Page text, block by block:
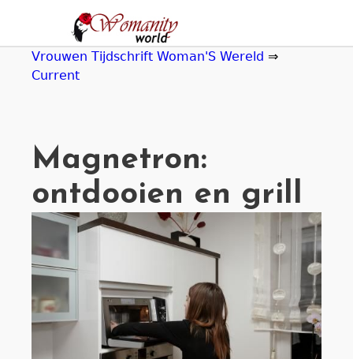
navigation
Vrouwen Tijdschrift Woman'S Wereld ⇒
Current
Magnetron:
ontdooien en grill